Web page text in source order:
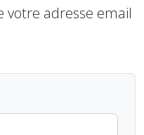
votre adresse email